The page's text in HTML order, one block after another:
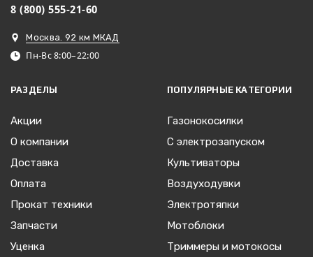
8 (800) 555-21-60
Москва. 92 км МКАД
Пн-Вс 8:00–22:00
РАЗДЕЛЫ
Акции
О компании
Доставка
Оплата
Прокат техники
Запчасти
Уценка
ПОПУЛЯРНЫЕ КАТЕГОРИИ
Газонокосилки
С электрозапуском
Культиваторы
Воздуходувки
Электротяпки
Мотоблоки
Триммеры и мотокосы